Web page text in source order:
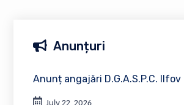
Anunțuri
Anunț angajări D.G.A.S.P.C. Ilfov
July 22, 2026